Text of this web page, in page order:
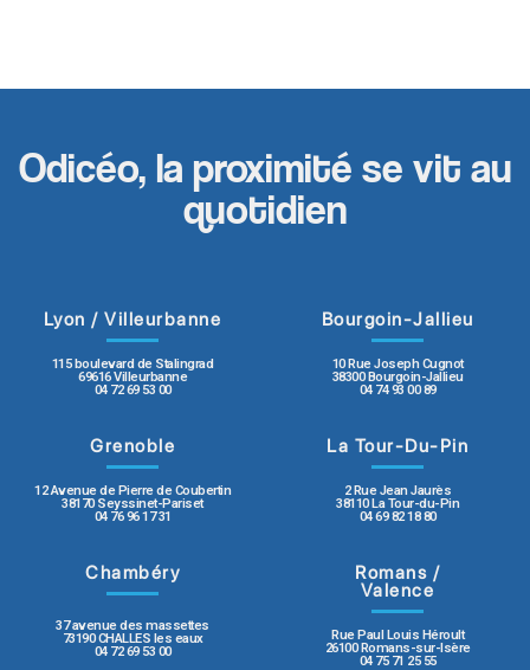
Odicéo, la proximité se vit au
quotidien
Lyon / Villeurbanne
115 boulevard de Stalingrad
69616 Villeurbanne
04 72 69 53 00
Bourgoin-Jallieu
10 Rue Joseph Cugnot
38300 Bourgoin-Jallieu
04 74 93 00 89
Grenoble
12 Avenue de Pierre de Coubertin
38170 Seyssinet-Pariset
04 76 96 17 31
La Tour-Du-Pin
2 Rue Jean Jaurès
38110 La Tour-du-Pin
04 69 82 18 80
Chambéry
37 avenue des massettes
73190 CHALLES les eaux
04 72 69 53 00
Romans /
Valence
Rue Paul Louis Héroult
26100 Romans-sur-Isère
04 75 71 25 55